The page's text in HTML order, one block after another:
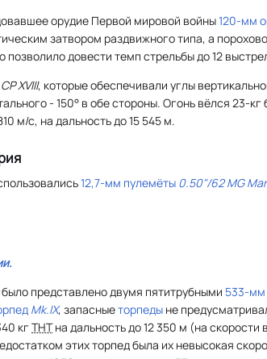
орудие Первой мировой войны120-мм
затвором раздвижного типа, а
довести темп стрельбы до 12
CP XVIII, которые обеспечивали углы
- 150° в обе стороны. Огонь вёлся 23-
м/с, на дальность до 15 545 м.
12,7-мм пулемёты 0.50"/62 MG
было представлено двумя пятитрубными 533-мм
Mk.IX, запасныеторпеды не
кг ТНТна дальность до 12 350 м (на скорости
этих торпед была их невысокая